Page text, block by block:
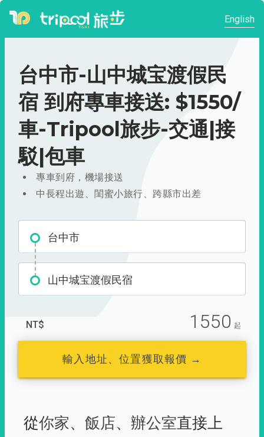
English
台中市-山中城宝渡假民
宿 到府專車接送: $1550/
車-Tripool旅步-交通|接
駁|包車
專車到府，機場接送
中長程出遊、閨蜜小旅行、跨縣市出差
台中市
山中城宝渡假民宿
NT$ 1550 起
輸入地址、位置獲取報價 →
從你家、 飯店、 辦公室直接上